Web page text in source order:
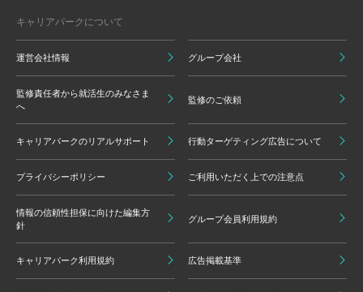
キャリアパークについて
運営会社情報 グループ会社
監修責任者から就活生のみなさま
へ
監修のご依頼
キャリアパークのリアルサポート 行動ターゲティング広告について
プライバシーポリシー ご利用いただく上での注意点
情報の信頼性担保に向けた編集方
針
グループ会員利用規約
キャリアパーク利用規約 広告掲載基準